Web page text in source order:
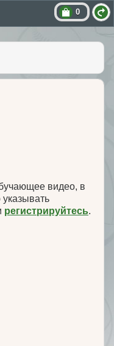
0
видео, в
регистрируйтесь.